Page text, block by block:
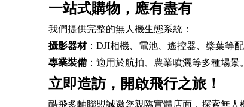
一站式購物，應有盡有
我們提供完整的無人機生態系統：
攝影器材：DJI相機、電池、遙控器、槳葉等配
專業裝備 ：適用於航拍、農業噴灑等多種場景。
立即造訪，開啟飛行之旅！
酷飛多軸聯盟誠邀您親臨實體店面，探索無人